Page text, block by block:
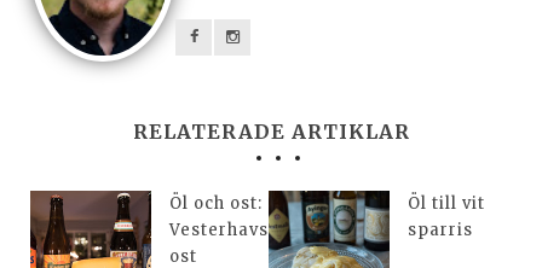
RELATERADE ARTIKLAR
Öl och ost:
Vesterhavs
ost
Öl till vit
sparris